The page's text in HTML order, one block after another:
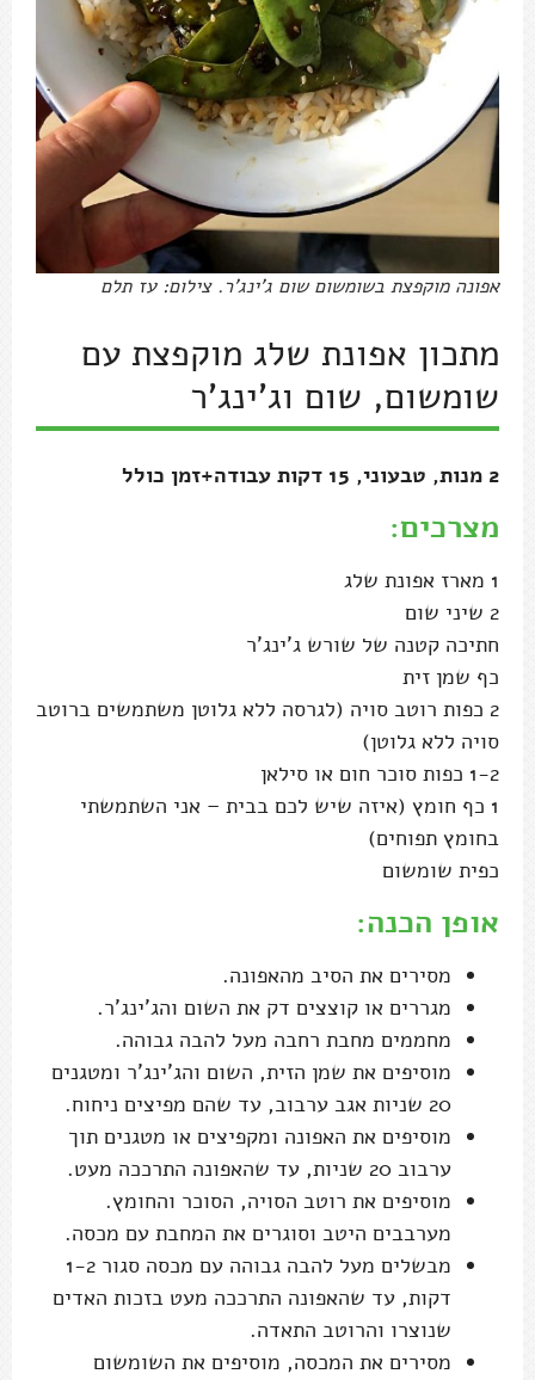
אפונה מוקפצת בשומשום שום ג'ינג'ר. צילום: עז תלם
מתכון אפונת שלג מוקפצת עם
שומשום, שום וג'ינג'ר
2 מנות, טבעוני, 15 דקות עבודה+זמן כולל
מצרכים:
1 מארז אפונת שלג
2 שיני שום
חתיכה קטנה של שורש ג'ינג'ר
כף שמן זית
2 כפות רוטב סויה (לגרסה ללא גלוטן משתמשים ברוטב
סויה ללא גלוטן)
1-2 כפות סוכר חום או סילאן
1 כף חומץ (איזה שיש לכם בבית – אני השתמשתי
בחומץ תפוחים)
כפית שומשום
אופן הכנה:
מסירים את הסיב מהאפונה.
מגררים או קוצצים דק את השום והג'ינג'ר.
מחממים מחבת רחבה מעל להבה גבוהה.
מוסיפים את שמן הזית, השום והג'ינג'ר ומטגנים
20 שניות אגב ערבוב, עד שהם מפיצים ניחוח.
מוסיפים את האפונה ומקפיצים או מטגנים תוך
ערבוב 20 שניות, עד שהאפונה התרככה מעט.
מוסיפים את רוטב הסויה, הסוכר והחומץ.
מערבבים היטב וסוגרים את המחבת עם מכסה.
מבשלים מעל להבה גבוהה עם מכסה סגור 1-2
דקות, עד שהאפונה התרככה מעט בזכות האדים
שנוצרו והרוטב התאדה.
מסירים את המכסה, מוסיפים את השומשום